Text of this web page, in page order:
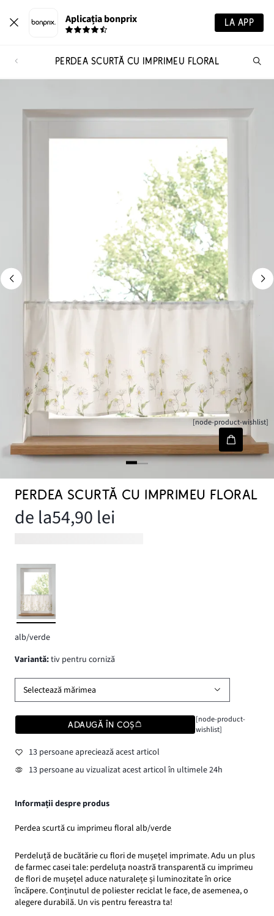
Aplicația bonprix LA APP
PERDEA SCURTĂ CU IMPRIMEU FLORAL
[node-product-wishlist]
PERDEA SCURTĂ CU IMPRIMEU FLORAL
de la54,90 lei
alb/verde
variantă:tiv pentru corniză
Selectează mărimea
ADAUGĂ ÎN COȘ
[node-product-
wishlist]
13 persoane apreciează acest articol
13 persoane au vizualizat acest articol în ultimele 24h
Informații despre produs
Perdea scurtă cu imprimeu floral alb/verde
Perdeluță de bucătărie cu flori de mușețel imprimate. Adu un plus
de farmec casei tale: perdeluța noastră transparentă cu imprimeu
de flori de mușețel aduce naturalețe și luminozitate în orice
încăpere. Conținutul de poliester reciclat le face, de asemenea, o
alegere durabilă. Un vis pentru fereastra ta!